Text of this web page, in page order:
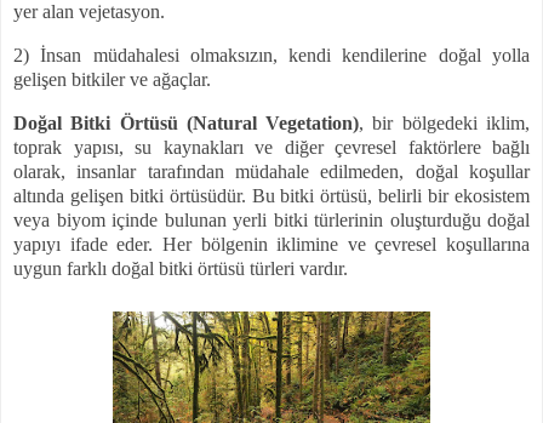
yer alan vejetasyon.
2) İnsan müdahalesi olmaksızın, kendi kendilerine doğal yolla
gelişen bitkiler ve ağaçlar.
Doğal Bitki Örtüsü (Natural Vegetation), bir bölgedeki iklim,
toprak yapısı, su kaynakları ve diğer çevresel faktörlere bağlı
olarak, insanlar tarafından müdahale edilmeden, doğal koşullar
altında gelişen bitki örtüsüdür. Bu bitki örtüsü, belirli bir ekosistem
veya biyom içinde bulunan yerli bitki türlerinin oluşturduğu doğal
yapıyı ifade eder. Her bölgenin iklimine ve çevresel koşullarına
uygun farklı doğal bitki örtüsü türleri vardır.